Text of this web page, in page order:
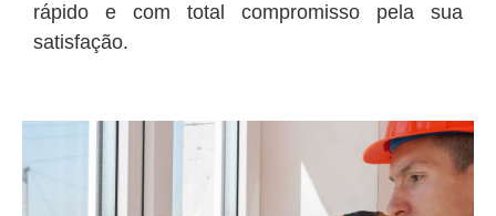
rápido e com total compromisso pela sua
satisfação.